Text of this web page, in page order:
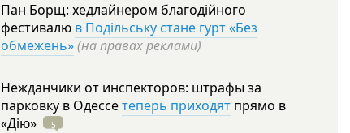
Пан Борщ: хедлайнером благодійного
фестивалю в Подільську стане гурт «Без
обмежень»(на правах реклами)
Нежданчики от инспекторов: штрафы за
парковку в Одессетеперь приходят прямо в
«Дію»
5